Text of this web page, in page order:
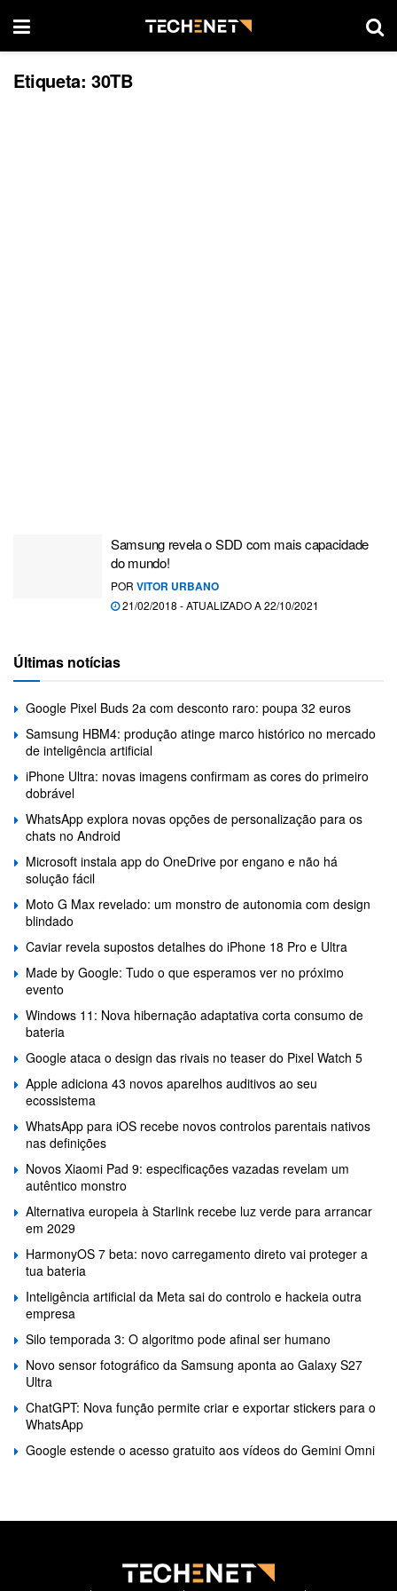
Etiqueta: 30TB
Samsung revela o SDD com mais capacidade
do mundo!
POR VITOR URBANO
21/02/2018 - ATUALIZADO A 22/10/2021
Últimas notícias
Google Pixel Buds 2a com desconto raro: poupa 32 euros
Samsung HBM4: produção atinge marco histórico no mercado
de inteligência artificial
iPhone Ultra: novas imagens confirmam as cores do primeiro
dobrável
WhatsApp explora novas opções de personalização para os
chats no Android
Microsoft instala app do OneDrive por engano e não há
solução fácil
Moto G Max revelado: um monstro de autonomia com design
blindado
Caviar revela supostos detalhes do iPhone 18 Pro e Ultra
Made by Google: Tudo o que esperamos ver no próximo
evento
Windows 11: Nova hibernação adaptativa corta consumo de
bateria
Google ataca o design das rivais no teaser do Pixel Watch 5
Apple adiciona 43 novos aparelhos auditivos ao seu
ecossistema
WhatsApp para iOS recebe novos controlos parentais nativos
nas definições
Novos Xiaomi Pad 9: especificações vazadas revelam um
autêntico monstro
Alternativa europeia à Starlink recebe luz verde para arrancar
em 2029
HarmonyOS 7 beta: novo carregamento direto vai proteger a
tua bateria
Inteligência artificial da Meta sai do controlo e hackeia outra
empresa
Silo temporada 3: O algoritmo pode afinal ser humano
Novo sensor fotográfico da Samsung aponta ao Galaxy S27
Ultra
ChatGPT: Nova função permite criar e exportar stickers para o
WhatsApp
Google estende o acesso gratuito aos vídeos do Gemini Omni